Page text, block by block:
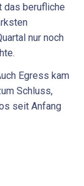
das berufliche
nur noch
Egress kam
Schluss,
seit Anfang